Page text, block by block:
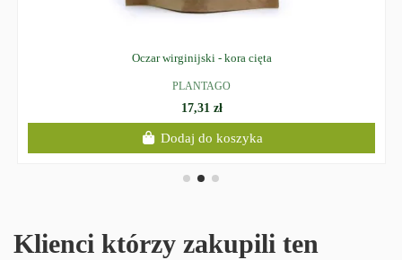
Oczar wirginijski - kora cięta
PLANTAGO
17,31 zł
Dodaj do koszyka
Klienci którzy zakupili ten